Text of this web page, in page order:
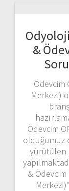
&
Ödevcim
Merkezi)
Ödevcim
olduğumuz
yürütülen
&